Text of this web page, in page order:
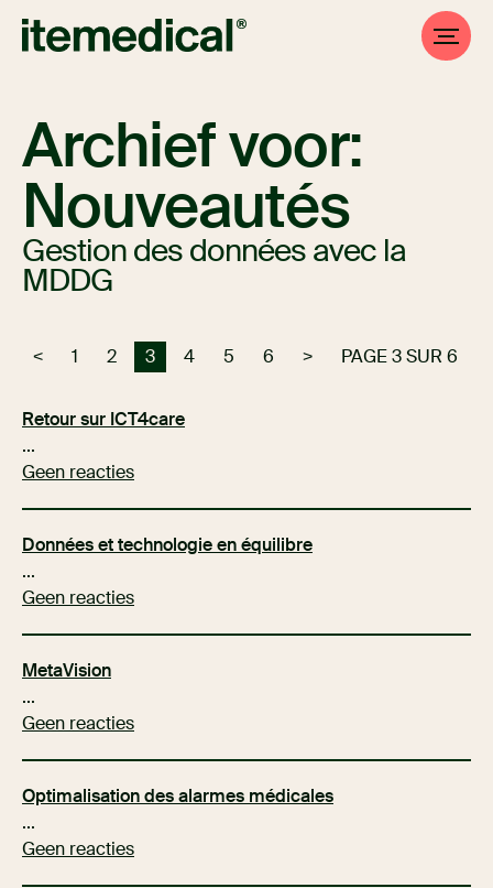
Archief voor:
Nouveautés
Gestion des données avec la
MDDG
< 1 2 3 4 5 6 > PAGE 3 SUR 6
Retour sur ICT4care
...
Geen reacties
Données et technologie en équilibre
...
Geen reacties
MetaVision
...
Geen reacties
Optimalisation des alarmes médicales
...
Geen reacties